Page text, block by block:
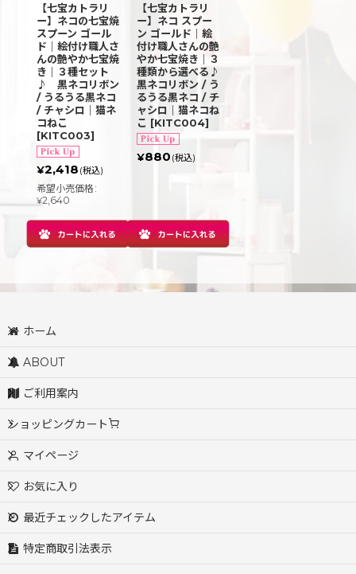
絞り込む
【七宝カトラリ
ー】ネコの七宝焼
スプーン ゴール
ド｜絵付け職人さ
んの艶やか七宝焼
き｜３種セット
♪ 黒ネコリボン
/ うるうる黒ネコ
/ チャシロ｜猫ネ
コねこ
[KITC003]
¥2,418 (税込)
希望小売価格 :
¥2,640
【七宝カトラリ
ー】ネコ スプー
ン ゴールド｜絵
付け職人さんの艶
やか七宝焼き｜３
種類から選べる♪
黒ネコリボン / う
るうる黒ネコ / チ
ャシロ｜猫ネコね
こ [KITC004]
¥880 (税込)
ホーム
ABOUT
ご利用案内
ショッピングカート
マイページ
お気に入り
最近チェックしたアイテム
特定商取引法表示